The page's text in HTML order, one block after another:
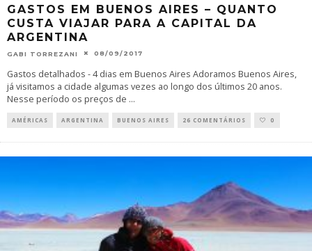
GASTOS EM BUENOS AIRES – QUANTO
CUSTA VIAJAR PARA A CAPITAL DA
ARGENTINA
GABI TORREZANI 08/09/2017
Gastos detalhados - 4 dias em Buenos Aires Adoramos Buenos Aires,
já visitamos a cidade algumas vezes ao longo dos últimos 20 anos.
Nesse período os preços de ...
AMÉRICAS ARGENTINA BUENOS AIRES 26 COMENTÁRIOS 0